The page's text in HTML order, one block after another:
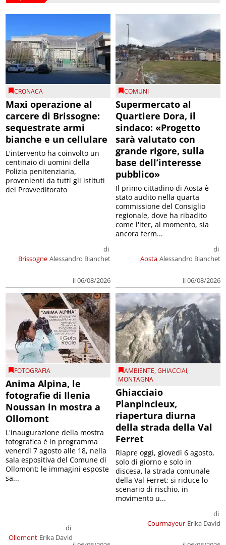
CRONACA
Maxi operazione al
carcere di Brissogne:
sequestrate armi
bianche e un cellulare
Brissogne
di
Alessandro Bianchet
il 06/08/2026
L'intervento ha coinvolto un
centinaio di uomini della
Polizia penitenziaria,
provenienti da tutti gli istituti
del Provveditorato
COMUNI
Supermercato al
Quartiere Dora, il
sindaco: «Progetto
sarà valutato con
grande rigore, sulla
base dell’interesse
pubblico»
Aosta
di
Alessandro Bianchet
il 06/08/2026
Il primo cittadino di Aosta è
stato audito nella quarta
commissione del Consiglio
regionale, dove ha ribadito
come l'iter, al momento, sia
ancora ferm...
FOTOGRAFIA
Anima Alpina, le
fotografie di Ilenia
Noussan in mostra a
Ollomont
Ollomont
di
Erika David
L'inaugurazione della mostra
fotografica è in programma
venerdì 7 agosto alle 18, nella
sala espositiva del Comune di
Ollomont; le immagini esposte
sa...
AMBIENTE,GHIACCIAI,
MONTAGNA
Ghiacciaio
Planpincieux,
riapertura diurna
della strada della Val
Ferret
Courmayeur
di
Erika David
Riapre oggi, giovedì 6 agosto,
solo di giorno e solo in
discesa, la strada comunale
della Val Ferret; si riduce lo
scenario di rischio, in
movimento u...